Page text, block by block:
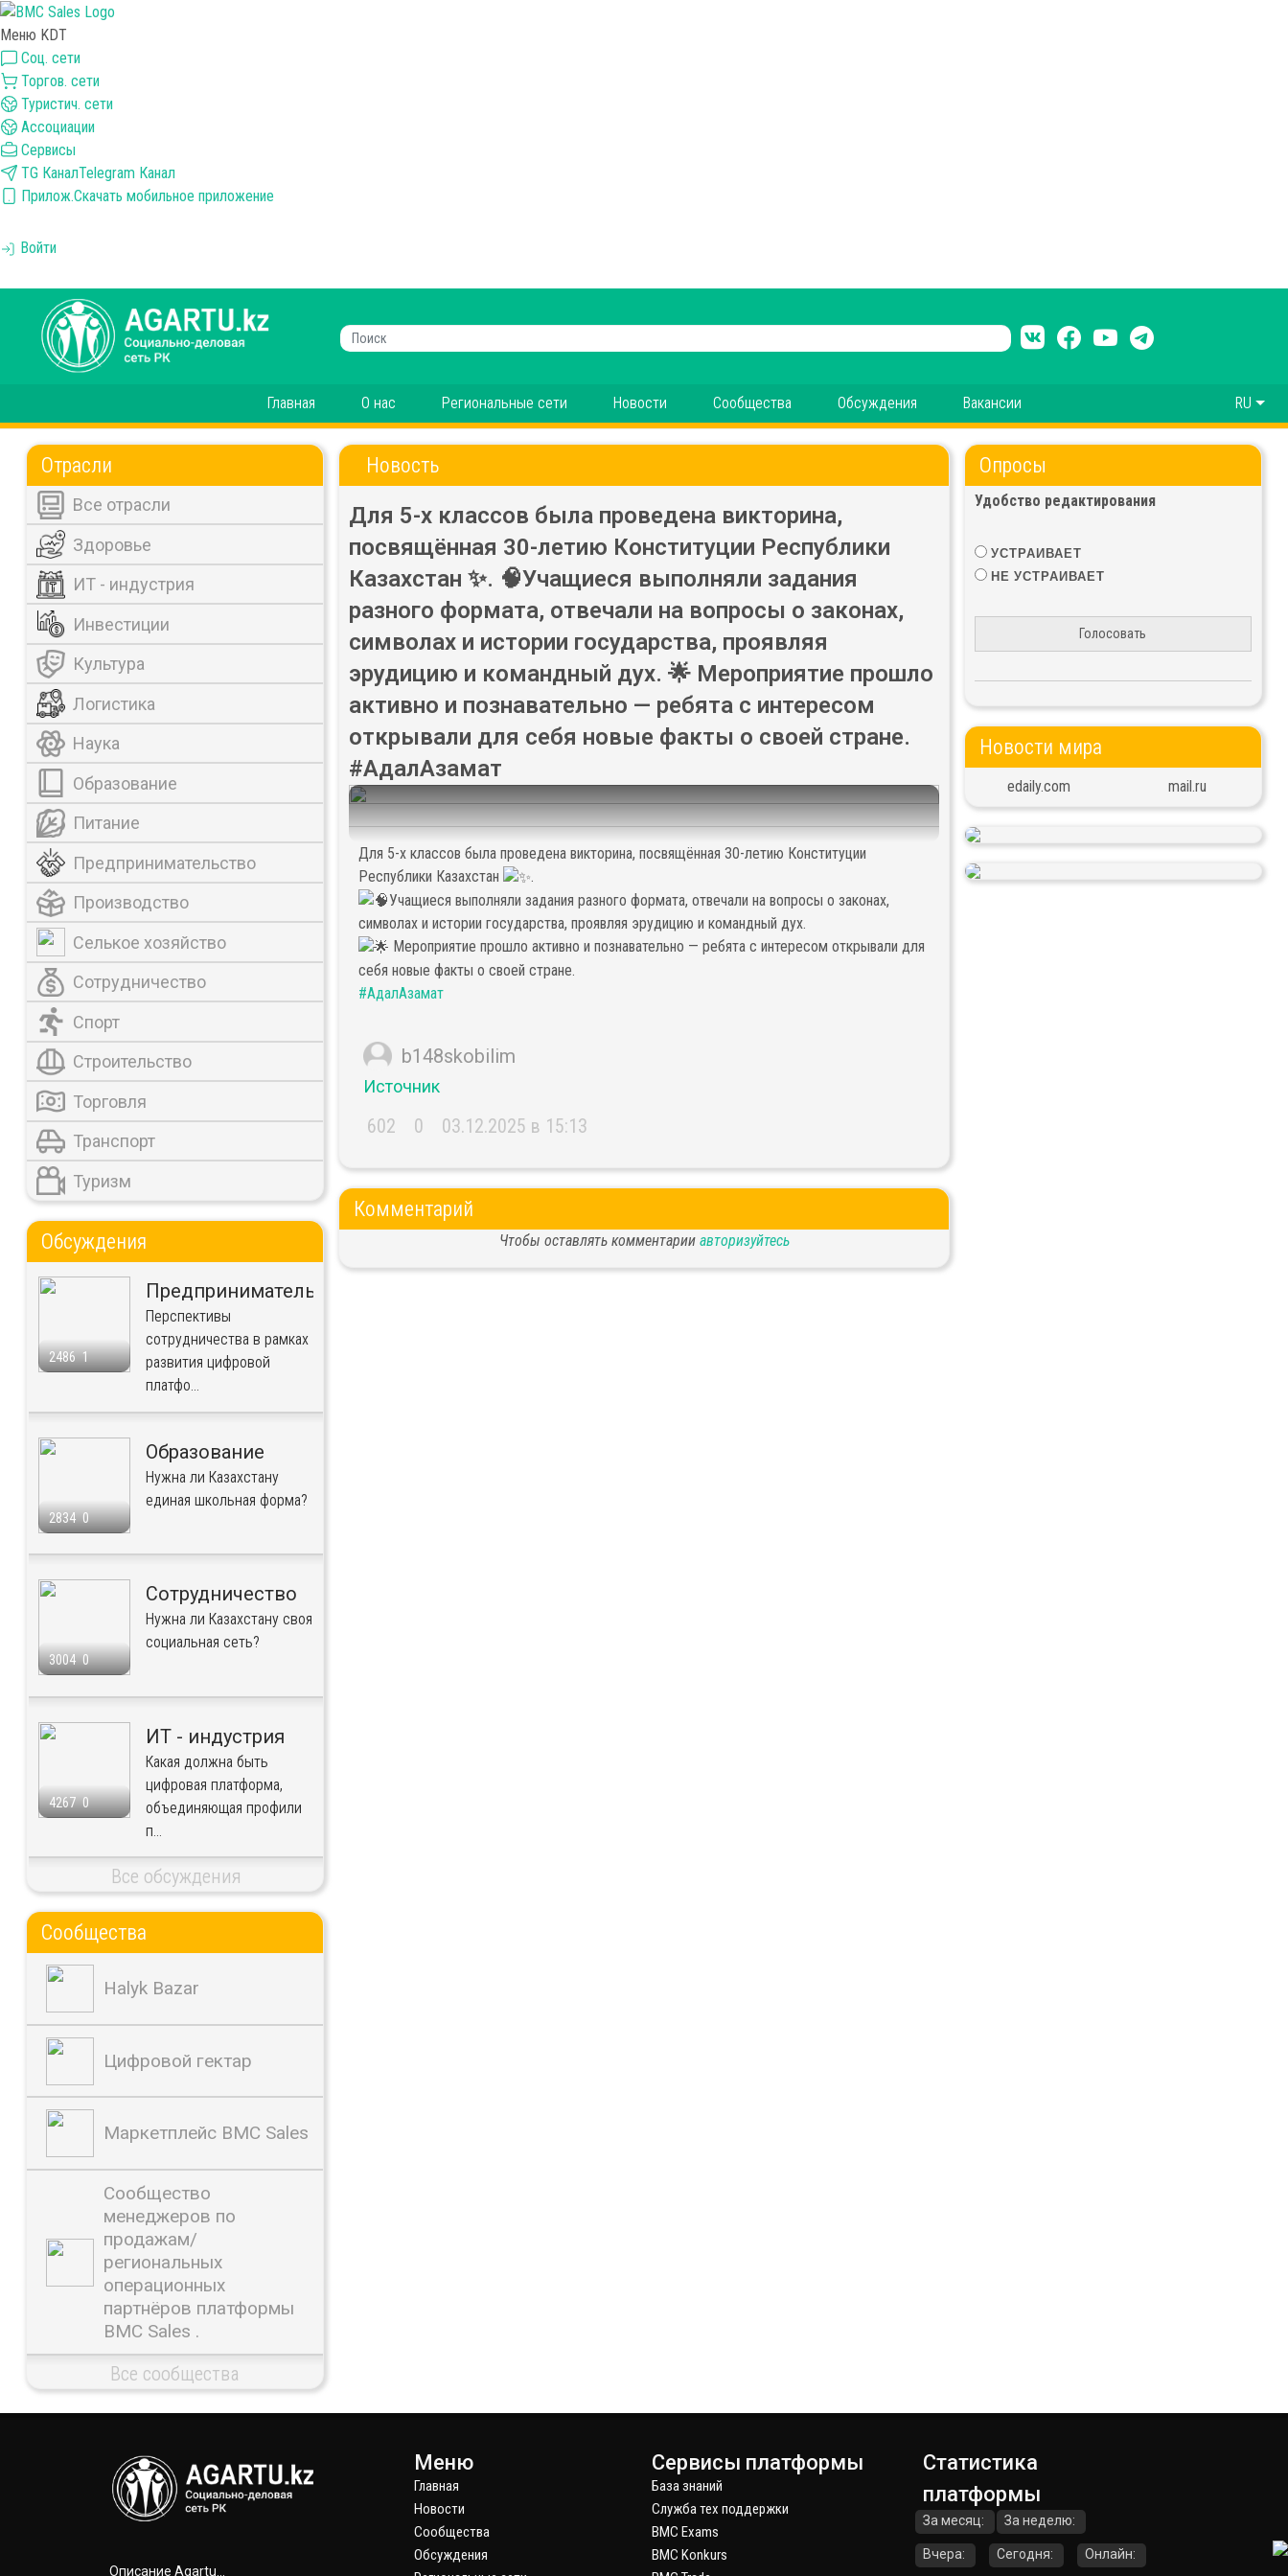
Меню KDT
Соц. сети
Торгов. сети
Туристич. сети
Ассоциации
Сервисы
TG КаналTelegram Канал
Прилож.Скачать мобильное приложение
Войти
Главная О нас Региональные сети Новости Сообщества Обсуждения Вакансии RU
Отрасли
Все отрасли
Здоровье
ИТ - индустрия
Инвестиции
Культура
Логистика
Наука
Образование
Питание
Предпринимательство
Производство
Селькое хозяйство
Сотрудничество
Спорт
Строительство
Торговля
Транспорт
Туризм
Обсуждения
2486 1
Предпринимательство
Перспективы
сотрудничества в рамках
развития цифровой
платфо...
2834 0
Образование
Нужна ли Казахстану
единая школьная форма?
3004 0
Сотрудничество
Нужна ли Казахстану своя
социальная сеть?
4267 0
ИТ - индустрия
Какая должна быть
цифровая платформа,
объединяющая профили
п...
Все обсуждения
Сообщества
Halyk Bazar
Цифровой гектар
Маркетплейс BMC Sales
Сообщество
менеджеров по
продажам/
региональных
операционных
партнёров платформы
BMC Sales .
Все сообщества
Новость
Для 5-х классов была проведена викторина,
посвящённая 30-летию Конституции Республики
Казахстан ✨. 🧠Учащиеся выполняли задания
разного формата, отвечали на вопросы о законах,
символах и истории государства, проявляя
эрудицию и командный дух. 🌟 Мероприятие прошло
активно и познавательно — ребята с интересом
открывали для себя новые факты о своей стране.
#АдалАзамат
Для 5-х классов была проведена викторина, посвящённая 30-летию Конституции
Республики Казахстан
Учащиеся выполняли задания разного формата, отвечали на вопросы о законах,
символах и истории государства, проявляя эрудицию и командный дух.
Мероприятие прошло активно и познавательно — ребята с интересом открывали для
себя новые факты о своей стране.
#АдалАзамат
b148skobilim
Источник
602 0 03.12.2025 в 15:13
Комментарий
Чтобы оставлять комментарии авторизуйтесь
Опросы
Удобство редактирования
УСТРАИВАЕТ
НЕ УСТРАИВАЕТ
Голосовать
Новости мира
edaily.com mail.ru
Описание Agartu...
Меню
Главная
Новости
Сообщества
Обсуждения
Сервисы платформы
База знаний
Служба тех поддержки
BMC Exams
BMC Konkurs
Статистика
платформы
За месяц: За неделю:
Вчера: Сегодня: Онлайн: